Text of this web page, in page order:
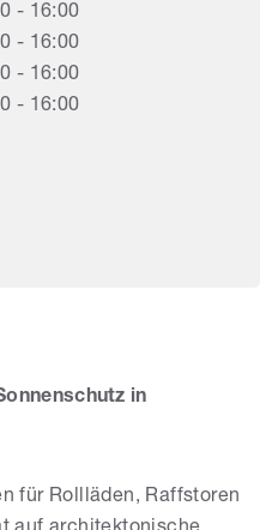
- 16:00
- 16:00
- 16:00
- 16:00
in
für Rollläden, Raffstoren